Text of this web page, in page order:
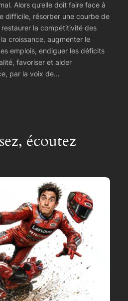
Alors qu’elle doit faire face à
difficile, résorber une courbe de
la compétitivité des
croissance, augmenter le
emplois, endiguer les déficits
favoriser et aider
par la voix de…
écoutez